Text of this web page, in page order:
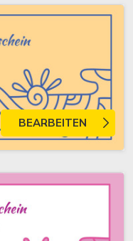
BEARBEITEN